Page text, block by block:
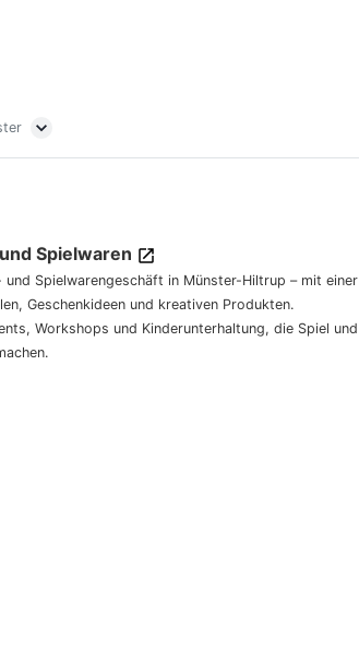
Spielwaren
Spielwarengeschäft in Münster-Hiltrup – mit einer
Geschenkideen und kreativen Produkten.
Workshops und Kinderunterhaltung, die Spiel und